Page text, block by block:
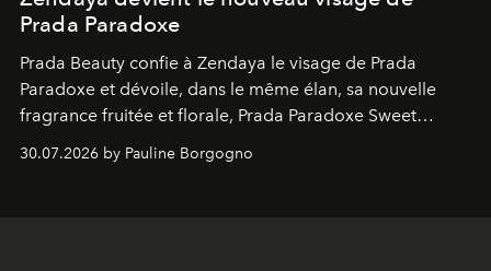
Prada Paradoxe
Prada Beauty confie à Zendaya le visage de Prada
Paradoxe et dévoile, dans le même élan, sa nouvelle
fragrance fruitée et florale, Prada Paradoxe Sweet
Chemistry Eau de Parfum.
30.07.2026 by Pauline Borgogno